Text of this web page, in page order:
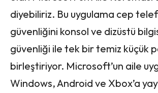
diyebiliriz. Bu uygulama cep
güvenliğini konsol ve dizüstü
güvenliği ile tek bir temiz küçük
birleştiriyor. Microsoft’un aile
Windows, Android ve Xbox’a